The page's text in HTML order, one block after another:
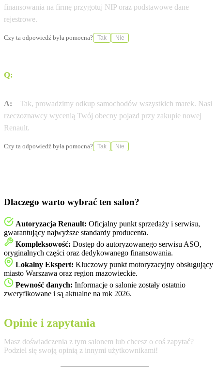
finansowania na firmę przygotuj NIP oraz podstawowe dane
rejestrowe.
Czy ta odpowiedź była pomocna? Tak Nie
Q:
A:
Tak, prowadzimy odkup samochodów wszystkich marek. Nasi
rzeczoznawcy wycenią Twój obecny pojazd przy zakupie nowej
Renault.
Czy ta odpowiedź była pomocna? Tak Nie
Dlaczego warto wybrać ten salon?
Autoryzacja Renault: Oficjalny punkt sprzedaży i serwisu,
gwarantujący najwyższe standardy producenta.
Kompleksowość: Dostęp do autoryzowanego serwisu ASO,
oryginalnych części oraz dedykowanego finansowania.
Lokalny Ekspert: Kluczowy punkt motoryzacyjny obsługujący
miasto Warszawa oraz region mazowieckie.
Pewność danych: Informacje o salonie zostały ostatnio
zweryfikowane i są aktualne na rok 2026.
Opinie i zapytania
Masz doświadczenia z tym salonem lub chcesz o coś zapytać?
Podziel się swoją opinią z innymi użytkownikami!